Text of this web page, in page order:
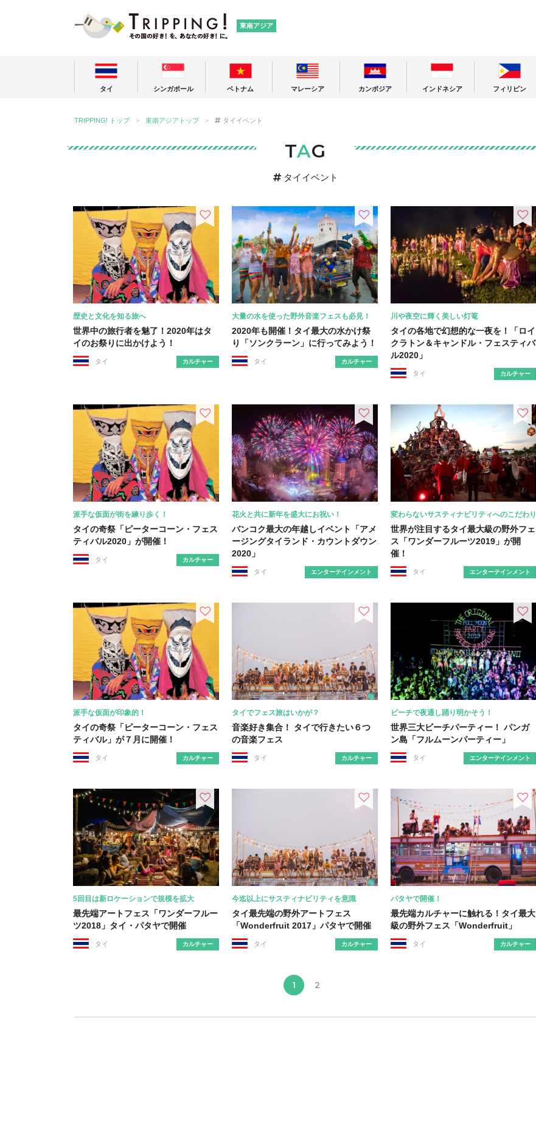
東南アジア
タイ シンガポール ベトナム マレーシア カンボジア インドネシア フィリピン
TRIPPING! トップ 東南アジアトップ タイイベント
TAG
タイイベント
歴史と文化を知る旅へ
世界中の旅行者を魅了！2020年はタ
イのお祭りに出かけよう！
タイ カルチャー
大量の水を使った野外音楽フェスも必見！
2020年も開催！タイ最大の水かけ祭
り「ソンクラーン」に行ってみよう！
タイ カルチャー
川や夜空に輝く美しい灯篭
タイの各地で幻想的な一夜を！「ロイ
クラトン＆キャンドル・フェスティバ
ル2020」
タイ カルチャー
派手な仮面が街を練り歩く！
タイの奇祭「ピーターコーン・フェス
ティバル2020」が開催！
タイ カルチャー
花火と共に新年を盛大にお祝い！
バンコク最大の年越しイベント「アメ
ージングタイランド・カウントダウン
2020」
タイ エンターテインメント
変わらないサスティナビリティへのこだわり
世界が注目するタイ最大級の野外フェ
ス「ワンダーフルーツ2019」が開
催！
タイ エンターテインメント
派手な仮面が印象的！
タイの奇祭「ピーターコーン・フェス
ティバル」が７月に開催！
タイ カルチャー
タイでフェス旅はいかが？
音楽好き集合！ タイで行きたい６つ
の音楽フェス
タイ カルチャー
ビーチで夜通し踊り明かそう！
世界三大ビーチパーティー！ パンガ
ン島「フルムーンパーティー」
タイ エンターテインメント
5回目は新ロケーションで規模を拡大
最先端アートフェス「ワンダーフルー
ツ2018」タイ・パタヤで開催
タイ カルチャー
今迄以上にサスティナビリティを意識
タイ最先端の野外アートフェス
「Wonderfruit 2017」パタヤで開催
タイ カルチャー
パタヤで開催！
最先端カルチャーに触れる！タイ最大
級の野外フェス「Wonderfruit」
タイ カルチャー
1 2